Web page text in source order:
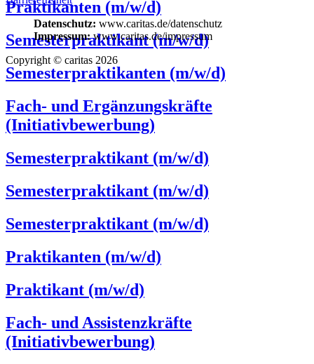
Praktikanten (m/w/d)
Semesterpraktikant (m/w/d)
Semesterpraktikanten (m/w/d)
Fach- und Ergänzungskräfte
(Initiativbewerbung)
Semesterpraktikant (m/w/d)
Semesterpraktikant (m/w/d)
Semesterpraktikant (m/w/d)
Praktikanten (m/w/d)
Praktikant (m/w/d)
Fach- und Assistenzkräfte
(Initiativbewerbung)
Datenschutz: www.caritas.de/datenschutz
Impressum:www.caritas.de/impressum
Copyright © caritas 2026